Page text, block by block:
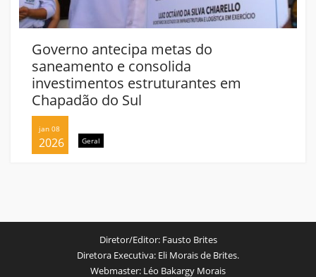
Governo antecipa metas do
saneamento e consolida
investimentos estruturantes em
Chapadão do Sul
jan 08
2026 Geral
Diretor/Editor:Fausto Brites
Diretora Executiva: Eli Morais de Brites.
Webmaster: Léo Bakargy Morais